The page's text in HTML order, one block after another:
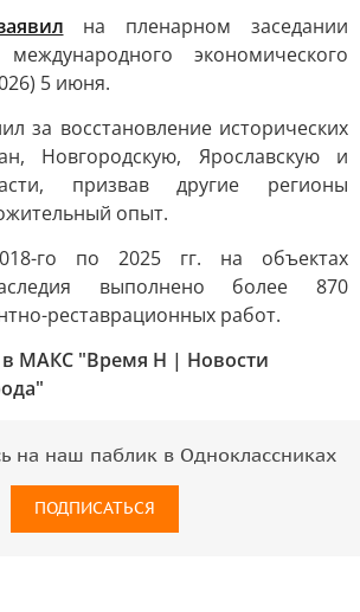
на пленарном заседании
международного экономического
5 июня.
за восстановление исторических
Новгородскую, Ярославскую и
призвав другие регионы
опыт.
го по 2025 гг. на объектах
выполнено более 870
реставрационных работ.
в МАКС "Время Н | Новости
на наш паблик в Одноклассниках
ПОДПИСАТЬСЯ